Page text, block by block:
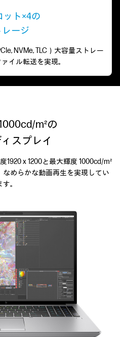
ット×4の
レージ
NVMe, TLC）大容量ストレー
イル転送を実現。
m²の
スプレイ
1920 x 1200と最大輝度 1000cd/m²
めらかな動画再生を実現してい
す。